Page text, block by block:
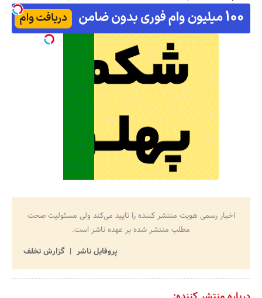
اخبار رسمی هویت منتشر کننده را تایید می‌کند ولی مسئولیت صحت
مطلب منتشر شده بر عهده ناشر است.
پروفایل ناشر
گزارش تخلف